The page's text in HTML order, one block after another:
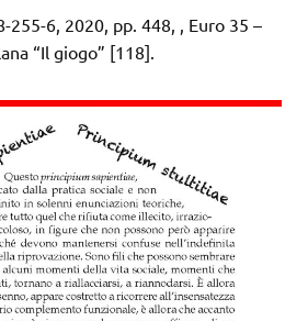
255-6, 2020, pp. 448, , Euro 35 –
“Il giogo” [118].